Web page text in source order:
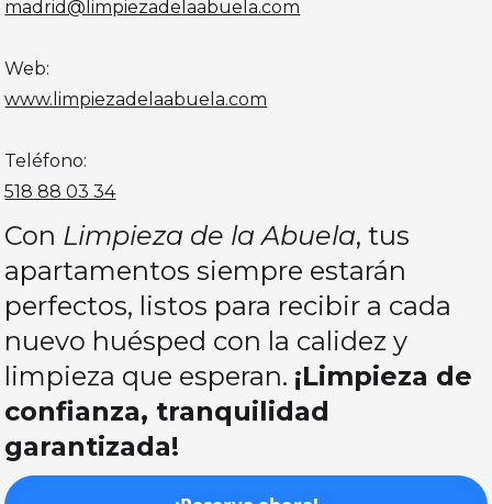
madrid@limpiezadelaabuela.com
Web:
www.limpiezadelaabuela.com
Teléfono:
518 88 03 34
Con Limpieza de la Abuela, tus
apartamentos siempre estarán
perfectos, listos para recibir a cada
nuevo huésped con la calidez y
limpieza que esperan. ¡Limpieza de
confianza, tranquilidad
garantizada!